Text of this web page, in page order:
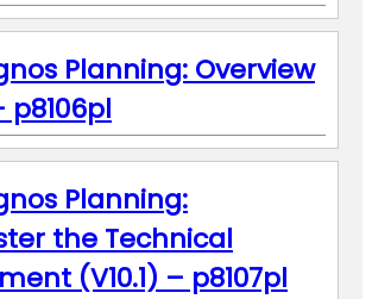
Planning: Overview
p8106pl
Planning:
the Technical
(V10.1) – p8107pl